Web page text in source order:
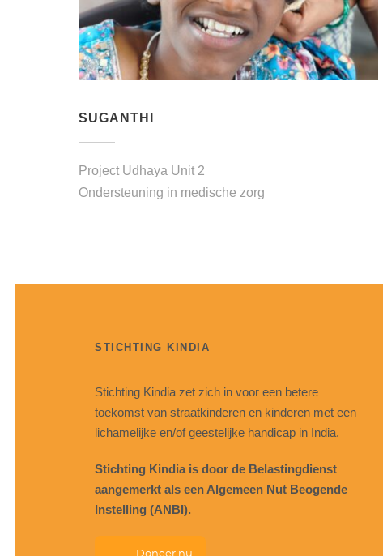
SUGANTHI
Project Udhaya Unit 2
Ondersteuning in medische zorg
STICHTING KINDIA
Stichting Kindia zet zich in voor een betere
toekomst van straatkinderen en kinderen met een
lichamelijke en/of geestelijke handicap in India.
Stichting Kindia is door de Belastingdienst
aangemerkt als een Algemeen Nut Beogende
Instelling (ANBI).
Doneer nu